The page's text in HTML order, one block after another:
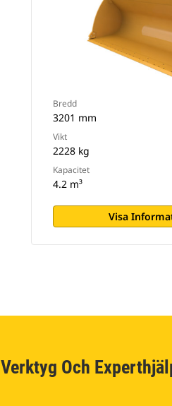
Bredd
3201 mm
Vikt
2228 kg
Kapacitet
4.2 m³
Visa
Verktyg Och